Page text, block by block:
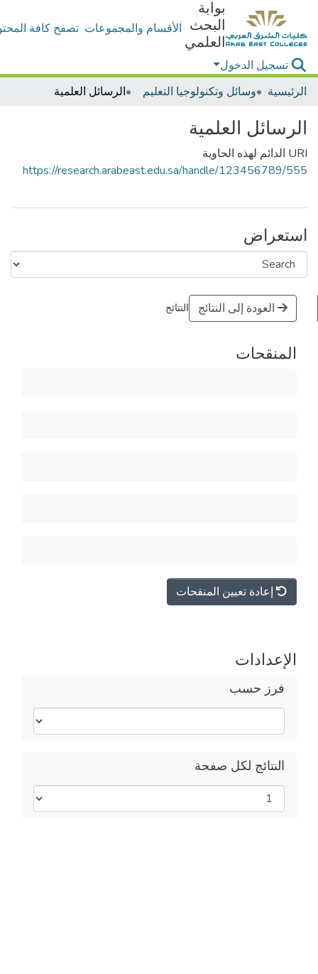
بوابة
البحث
العلمي
الأقسام والمجموعات تصفح كافة
تسجيل الدخول
الرئيسية
وسائل وتكنولوجيا التعليم الرسائل العلمية
الرسائل العلمية
URI الدائم لهذه الحاوية
https://research.arabeast.edu.sa/handle/123456789/555
استعراض
النتائج العودة إلى النتائج
المنقحات
إعادة تعيين المنقحات
الإعدادات
فرز حسب
النتائج لكل صفحة